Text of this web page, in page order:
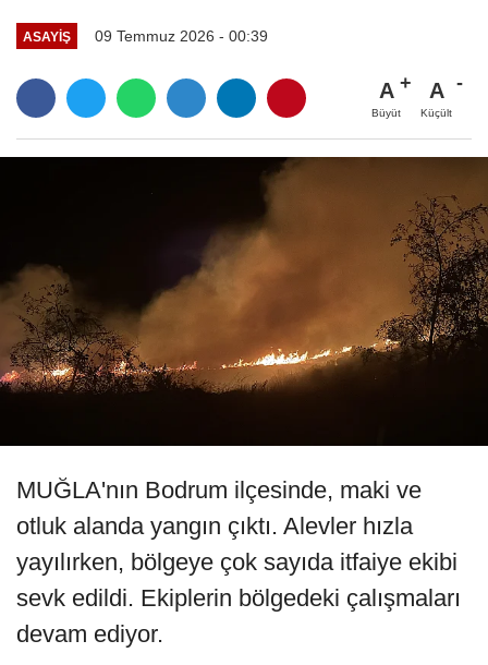
ASAYIŞ 09 Temmuz 2026 - 00:39
A
Büyüt
A
Küçült
MUĞLA'nın Bodrum ilçesinde, maki ve
otluk alanda yangın çıktı. Alevler hızla
yayılırken, bölgeye çok sayıda itfaiye ekibi
sevk edildi. Ekiplerin bölgedeki çalışmaları
devam ediyor.